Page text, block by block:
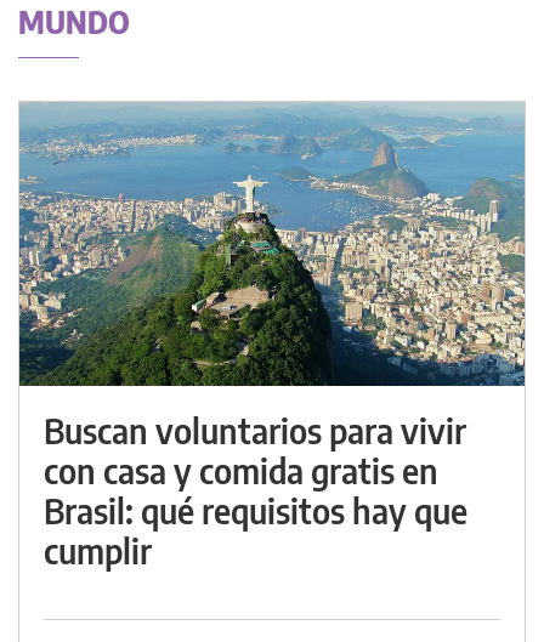
MUNDO
Buscan voluntarios para vivir
con casa y comida gratis en
Brasil: qué requisitos hay que
cumplir